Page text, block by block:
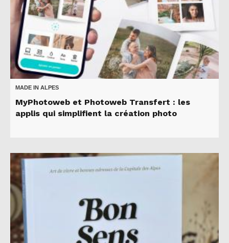
MADE IN ALPES
MyPhotoweb et Photoweb Transfert : les
applis qui simplifient la création photo